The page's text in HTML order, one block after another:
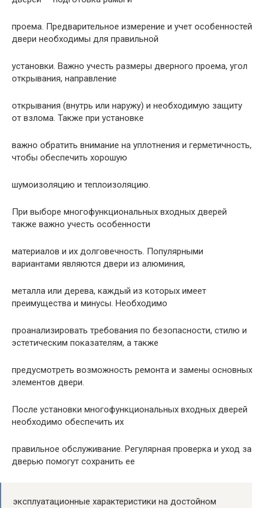
проема. Предварительное измерение и учет особенностей
двери необходимы для правильной
установки. Важно учесть размеры дверного проема, угол
открывания, направление
открывания (внутрь или наружу) и необходимую защиту
от взлома. Также при установке
важно обратить внимание на уплотнения и герметичность,
чтобы обеспечить хорошую
шумоизоляцию и теплоизоляцию.
При выборе многофункциональных входных дверей
также важно учесть особенности
материалов и их долговечность. Популярными
вариантами являются двери из алюминия,
металла или дерева, каждый из которых имеет
преимущества и минусы. Необходимо
проанализировать требования по безопасности, стилю и
эстетическим показателям, а также
предусмотреть возможность ремонта и замены основных
элементов двери.
После установки многофункциональных входных дверей
необходимо обеспечить их
правильное обслуживание. Регулярная проверка и уход за
дверью помогут сохранить ее
эксплуатационные характеристики на достойном